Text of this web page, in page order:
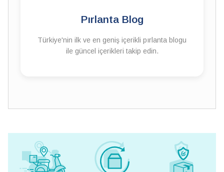
Pırlanta Blog
Türkiye'nin ilk ve en geniş içerikli pırlanta blogu
ile güncel içerikleri takip edin.